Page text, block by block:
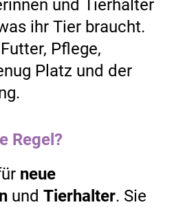
und Tierhalter
ihr Tier braucht.
Pflege,
Platz und der
Regel?
neue
und Tierhalter. Sie